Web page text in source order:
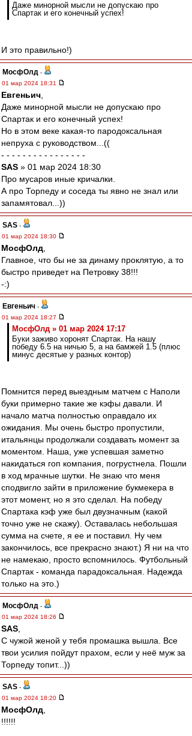
Даже минорной мысли не допускаю про
Спартак и его конечный успех!
И это правильно!)
МосфОлд -
01 мар 2024 18:31
Евгеньич
Даже минорной мысли не допускаю про
Спартак и его конечный успех!
Но в этом веке какая-то пародоксальная
непруха с руководством...((
- - - - - - - - - - - - - - - -
SAS » 01 мар 2024 18:30
Про мусаров иные кричалки.
А про Торпеду и соседа ты явно не знал или
запамятовал...))
SAS -
01 мар 2024 18:30
МосфОлд
Главное, что бы не за динаму проклятую, а то
быстро приведет на Петровку 38!!!
-:)
Евгеньич -
01 мар 2024 18:27
МосфОлд » 01 мар 2024 17:17
Буки заживо хоронят Спартак. На нашу
победу 6.5 на ничью 5, а на бамжей 1.5 (плюс
минус десятые у разных контор)
Помнится перед выездным матчем с Наполи
буки примерно такие же кэфы давали. И
начало матча полностью оправдало их
ожидания. Мы очень быстро пропустили,
итальянцы продолжали создавать момент за
моментом. Наша, уже успевшая заметно
накидаться гоп компания, погрустнела. Пошли
в ход мрачные шутки. Не знаю что меня
сподвигло зайти в приложение букмекера в
этот момент, но я это сделал. На победу
Спартака кэф уже был двузначным (какой
точно уже не скажу). Оставалась небольшая
сумма на счете, я ее и поставил. Ну чем
закончилось, все прекрасно знают.) Я ни на что
не намекаю, просто вспомнилось. Футбольный
Спартак - команда парадоксальная. Надежда
только на это.)
МосфОлд -
01 мар 2024 18:26
SAS
С чужой женой у тебя промашка вышла. Все
твои усилия пойдут прахом, если у неё муж за
Торпеду топит...))
SAS -
01 мар 2024 18:20
МосфОлд
!!!!!!